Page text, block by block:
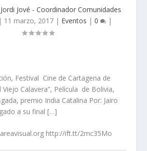
Jordi Jové - Coordinador Comunidades
| 11 marzo, 2017 | Eventos | 0 |
Festival Cine de Cartagena de
Viejo Calavera”, Película de Bolivia,
premio India Catalina Por: Jairo
a su final […]
http://ift.tt/2mc35Mo